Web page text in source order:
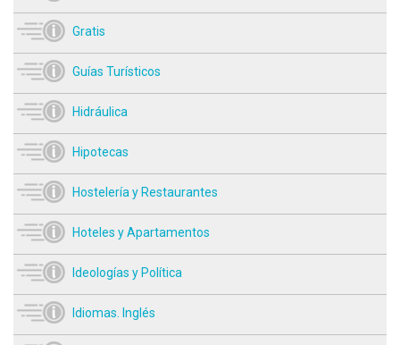
Gratis
Guías Turísticos
Hidráulica
Hipotecas
Hostelería y Restaurantes
Hoteles y Apartamentos
Ideologías y Política
Idiomas. Inglés